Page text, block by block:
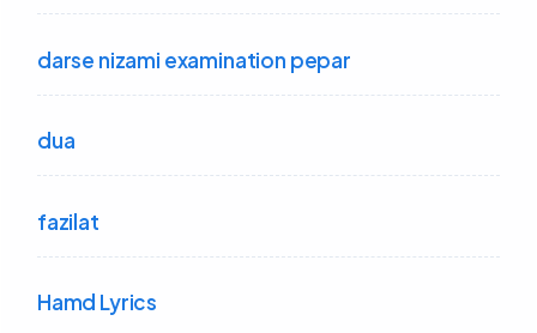
darse nizami examination pepar
dua
fazilat
Hamd Lyrics